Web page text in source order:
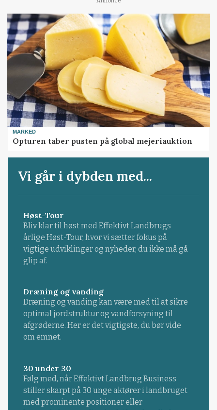
MARKED
Opturen taber pusten på global mejeriauktion
Vi går i dybden med...
Høst-Tour
Bliv klar til høst med Effektivt Landbrugs
årlige Høst-Tour, hvor vi sætter fokus på
vigtige udviklinger og nyheder, du ikke må gå
glip af.
Dræning og vanding
Dræning og vanding kan være med til at sikre
optimal jordstruktur og vandforsyning til
afgrøderne. Her er det vigtigste, du bør vide
om emnet.
30 under 30
Følg med, når Effektivt Landbrug Business
stiller skarpt på 30 unge aktører i landbruget
med prominente positioner eller